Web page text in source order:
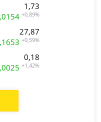
1,73
+0,89%
27,87
+0,59%
0,18
+1,42%